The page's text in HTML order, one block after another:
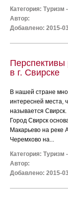
Категория: Туризм
Автор:
Добавлено: 2015-
Перспективы
в г. Свирске
В нашей стране
интересней места,
называется Свирск.
Город Свирск
Макарьево на реке
Черемхово на...
Категория: Туризм
Автор:
Добавлено: 2015-